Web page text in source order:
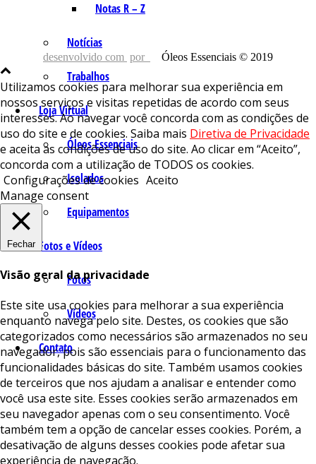
Notas R – Z
Notícias
Trabalhos
Loja Virtual
Óleos Essenciais
Isolados
Equipamentos
Fotos e Vídeos
Fotos
Vídeos
Contato
desenvolvido com por Óleos Essenciais © 2019
Utilizamos cookies para melhorar sua experiência em
nossos serviços e visitas repetidas de acordo com seus
interesses. Ao navegar você concorda com as condições de
uso do site e de cookies. Saiba mais Diretiva de Privacidade
e aceita as condições de uso do site. Ao clicar em “Aceito”,
concorda com a utilização de TODOS os cookies.
Configurações de cookies Aceito
Manage consent
Fechar
Visão geral da privacidade
Este site usa cookies para melhorar a sua experiência
enquanto navega pelo site. Destes, os cookies que são
categorizados como necessários são armazenados no seu
navegador, pois são essenciais para o funcionamento das
funcionalidades básicas do site. Também usamos cookies
de terceiros que nos ajudam a analisar e entender como
você usa este site. Esses cookies serão armazenados em
seu navegador apenas com o seu consentimento. Você
também tem a opção de cancelar esses cookies. Porém, a
desativação de alguns desses cookies pode afetar sua
experiência de navegação.